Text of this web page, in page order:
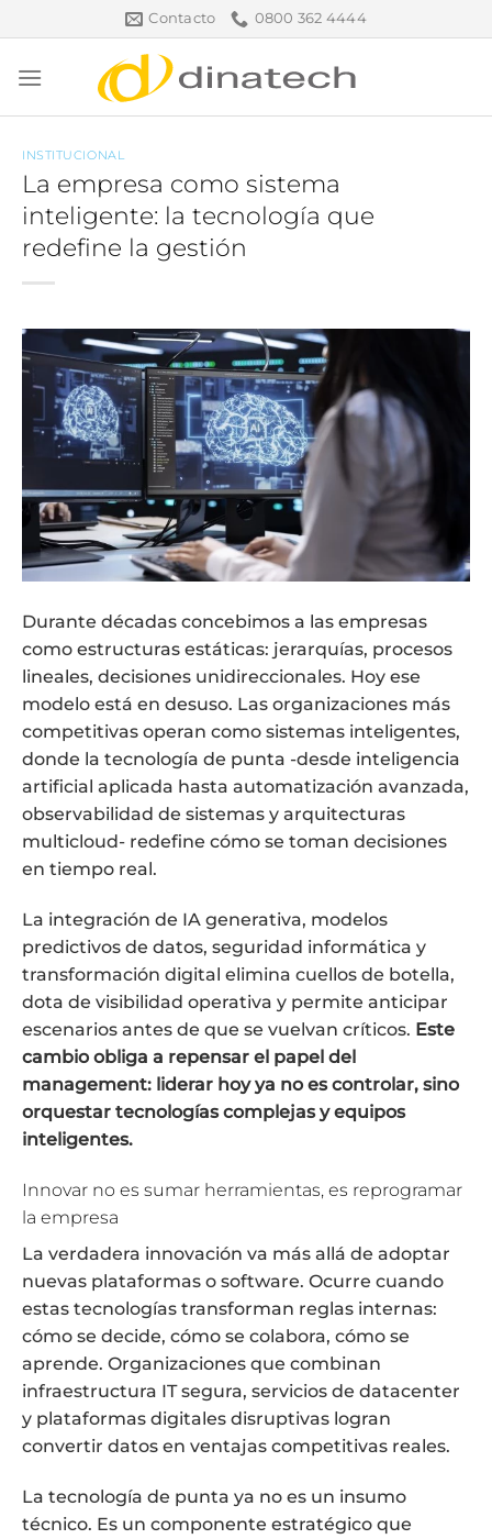
al
contenido
Contacto 0800 362 4444
INSTITUCIONAL
La empresa como sistema
inteligente: la tecnología que
redefine la gestión
Durante décadas concebimos a las empresas
como estructuras estáticas: jerarquías, procesos
lineales, decisiones unidireccionales. Hoy ese
modelo está en desuso. Las organizaciones más
competitivas operan como sistemas inteligentes,
donde la tecnología de punta -desde inteligencia
artificial aplicada hasta automatización avanzada,
observabilidad de sistemas y arquitecturas
multicloud- redefine cómo se toman decisiones
en tiempo real.
La integración de IA generativa, modelos
predictivos de datos, seguridad informática y
transformación digital elimina cuellos de botella,
dota de visibilidad operativa y permite anticipar
escenarios antes de que se vuelvan críticos. Este
cambio obliga a repensar el papel del
management: liderar hoy ya no es controlar, sino
orquestar tecnologías complejas y equipos
inteligentes.
Innovar no es sumar herramientas, es reprogramar
la empresa
La verdadera innovación va más allá de adoptar
nuevas plataformas o software. Ocurre cuando
estas tecnologías transforman reglas internas:
cómo se decide, cómo se colabora, cómo se
aprende. Organizaciones que combinan
infraestructura IT segura, servicios de datacenter
y plataformas digitales disruptivas logran
convertir datos en ventajas competitivas reales.
La tecnología de punta ya no es un insumo
técnico. Es un componente estratégico que